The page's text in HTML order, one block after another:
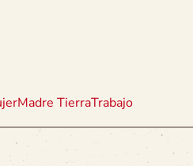
Madre TierraTrabajo